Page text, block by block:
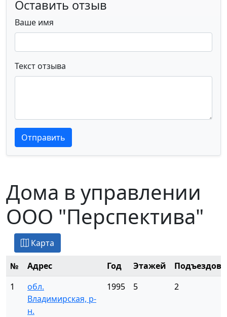
Оставить отзыв
Ваше имя
Текст отзыва
Текст отзыва
Текст отзыва
Отправить
Дома в управлении
ООО "Перспектива"
Карта
№ Адрес Год Этажей
Подъездов
1
обл.
Владимирская, р-
н.
1995 5 2